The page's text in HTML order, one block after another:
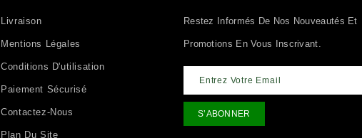
Livraison
Mentions Légales
Conditions D'utilisation
Paiement Sécurisé
Contactez-Nous
Plan Du Site
Restez Informés De Nos Nouveautés Et
Promotions En Vous Inscrivant.